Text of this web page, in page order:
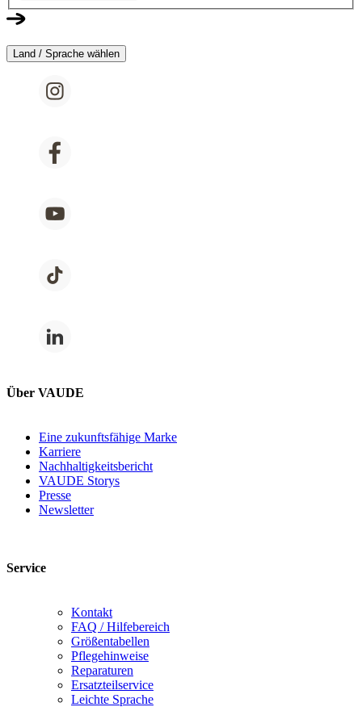
Land / Sprache wählen
Über VAUDE
Eine zukunftsfähige Marke
Karriere
Nachhaltigkeitsbericht
VAUDE Storys
Presse
Newsletter
Service
Kontakt
FAQ / Hilfebereich
Größentabellen
Pflegehinweise
Reparaturen
Ersatzteilservice
Leichte Sprache